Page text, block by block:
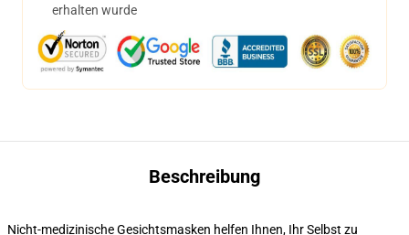
erhalten wurde
Beschreibung
Nicht-medizinische Gesichtsmasken helfen Ihnen, Ihr Selbst zu